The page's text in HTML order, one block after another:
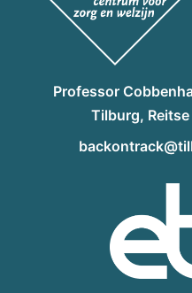
Professor
Tilburg,